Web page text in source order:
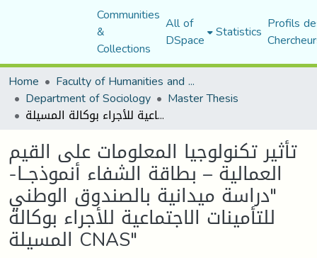
Communities
&
Collections
All of
DSpace Statistics Profils
Home
Faculty of Humanities and Social Sciences
Department of Sociology Master Thesis
تأثير تكنولوجيا المعلومات على القيم العمالية – بطاقة الشفاء أنموذجــا- "دراسة ميدانية بالصندوق الوطني للتأمينات الاجتماعية للأجراء بوكالة المسيلة CNAS"
تأثير تكنولوجيا المعلومات على القيم
العمالية – بطاقة الشفاء أنموذجــا-
"دراسة ميدانية بالصندوق الوطني
للتأمينات الاجتماعية للأجراء بوكالة
المسيلة CNAS"